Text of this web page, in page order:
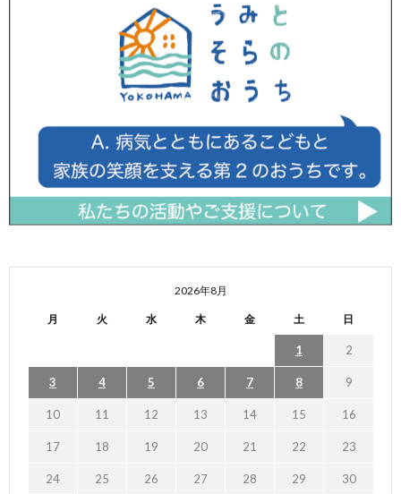
2026年8月
月 火 水 木 金 土 日
1 2
3 4 5 6 7 8 9
10 11 12 13 14 15 16
17 18 19 20 21 22 23
24 25 26 27 28 29 30